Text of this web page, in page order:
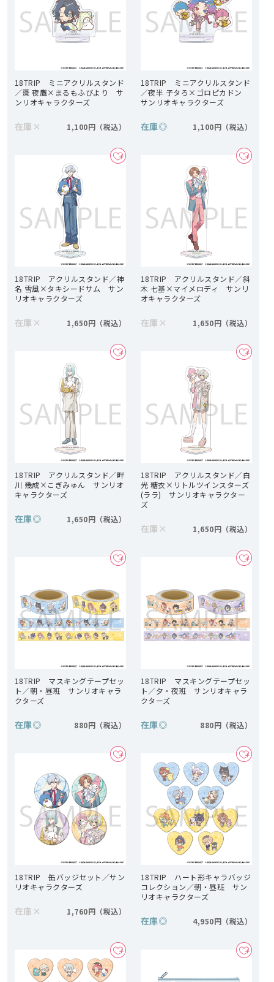
18TRIP ミニアクリルスタンド
／棗 夜鷹×まるもふびより サ
ンリオキャラクターズ
在庫 × 1,100円
18TRIP ミニアクリルスタンド
／夜半 子タろ×ゴロピカドン
サンリオキャラクターズ
在庫◎ 1,100円
18TRIP アクリルスタンド／神
名 雪風×タキシードサム サン
リオキャラクターズ
在庫 × 1,650円
18TRIP アクリルスタンド／斜
木 七基×マイメロディ サンリ
オキャラクターズ
在庫 × 1,650円
18TRIP アクリルスタンド／畔
川 幾成×こぎみゅん サンリオ
キャラクターズ
在庫◎ 1,650円
18TRIP アクリルスタンド／白
光 糖衣×リトルツインスターズ
(ララ) サンリオキャラクター
ズ
在庫 × 1,650円
18TRIP マスキングテープセッ
ト／朝・昼班 サンリオキャラ
クターズ
在庫◎ 880円
18TRIP マスキングテープセッ
ト／夕・夜班 サンリオキャラ
クターズ
在庫◎ 880円
18TRIP 缶バッジセット／サン
リオキャラクターズ
在庫 × 1,760円
18TRIP ハート形キャラバッジ
コレクション／朝・昼班 サン
リオキャラクターズ
在庫◎ 4,950円